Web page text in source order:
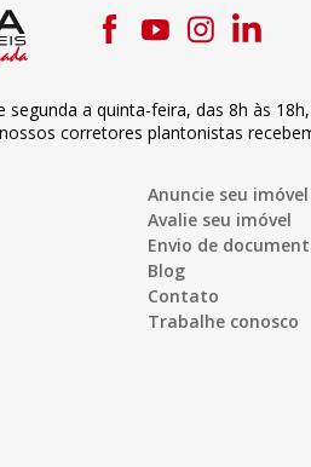
segunda a quinta-feira,das 8h às 18h
corretores plantonistas
Anuncie seu imóvel
Avalie seu imóvel
Envio de
Blog
Contato
Trabalhe conosco